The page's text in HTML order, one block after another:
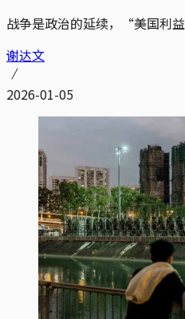
战争是政治的延续，“美国利
谢达文
2026-01-05